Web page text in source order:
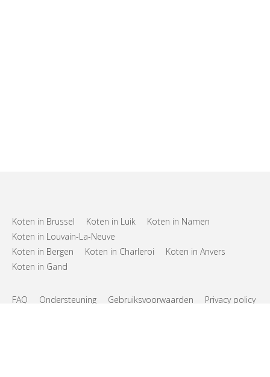
Koten in Brussel Koten in Luik
Koten in Namen
Koten in Louvain-La-Neuve
Koten in Bergen
Koten in Charleroi
Koten in Anvers
Koten in Gand
FAQ Ondersteuning Gebruiksvoorwaarden Privacy policy